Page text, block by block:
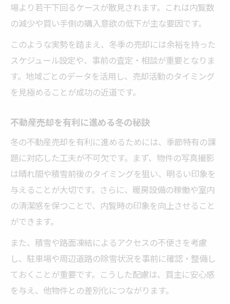
場より若干下回るケースが散見されます。これは内覧数
の減少や買い手側の購入意欲の低下が主な要因です。
このような実勢を踏まえ、冬季の売却には余裕を持った
スケジュール設定や、事前の査定・相談が重要となりま
す。地域ごとのデータを活用し、売却活動のタイミング
を見極めることが成功の近道です。
不動産売却を有利に進める冬の秘訣
冬の不動産売却を有利に進めるためには、季節特有の課
題に対応した工夫が不可欠です。まず、物件の写真撮影
は晴れ間や積雪前後のタイミングを狙い、明るい印象を
与えることが大切です。さらに、暖房設備の稼働や室内
の清潔感を保つことで、内覧時の印象を向上させること
ができます。
また、積雪や路面凍結によるアクセスの不便さを考慮
し、駐車場や周辺道路の除雪状況を事前に確認・整備し
ておくことが重要です。こうした配慮は、買主に安心感
を与え、他物件との差別化につながります。